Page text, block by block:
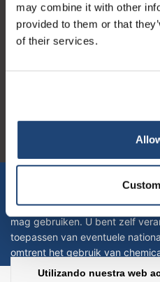
may combine it with other
provided to them or that
of their services.
verleend worden en zijn enkel
zijn geen handleiding of
mag gebruiken. U bent zelf
toepassen van eventuele
omtrent het gebruik van
Utilizando nuestra web